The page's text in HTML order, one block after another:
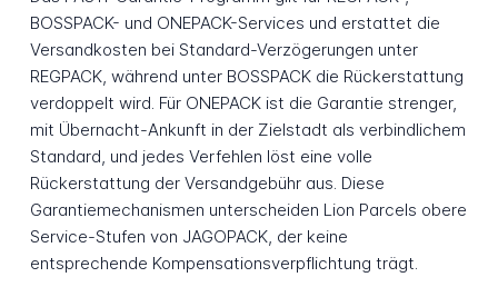
BOSSPACK- und ONEPACK-Services und erstattet die
Versandkosten bei Standard-Verzögerungen unter
REGPACK, während unter BOSSPACK die Rückerstattung
verdoppelt wird. Für ONEPACK ist die Garantie strenger,
mit Übernacht-Ankunft in der Zielstadt als verbindlichem
Standard, und jedes Verfehlen löst eine volle
Rückerstattung der Versandgebühr aus. Diese
Garantiemechanismen unterscheiden Lion Parcels obere
Service-Stufen von JAGOPACK, der keine
entsprechende Kompensationsverpflichtung trägt.